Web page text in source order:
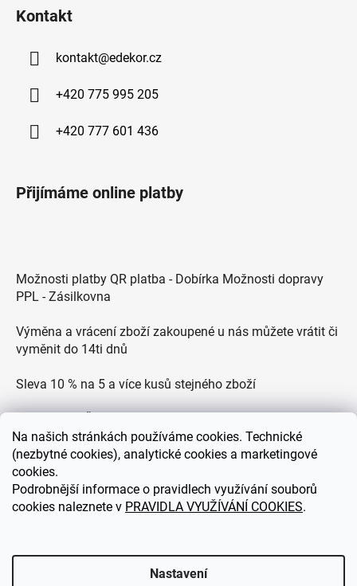
Na našich stránkách používáme cookies. Technické
(nezbytné cookies), analytické cookies a marketingové
cookies.
Podrobnější informace o pravidlech využívání souborů
cookies naleznete v PRAVIDLA VYUŽÍVÁNÍ COOKIES.
Nastavení
Kontakt
kontakt@edekor.cz
+420 775 995 205
+420 777 601 436
Přijímáme online platby
Možnosti platby QR platba - Dobírka Možnosti dopravy
PPL - Zásilkovna
Výměna a vrácení zboží zakoupené u nás můžete vrátit či
vyměnit do 14ti dnů
Sleva 10 % na 5 a více kusů stejného zboží
Zákaznická podpora každý všední den od 9.00 do 18.00
hodin
eDEKOR.cz